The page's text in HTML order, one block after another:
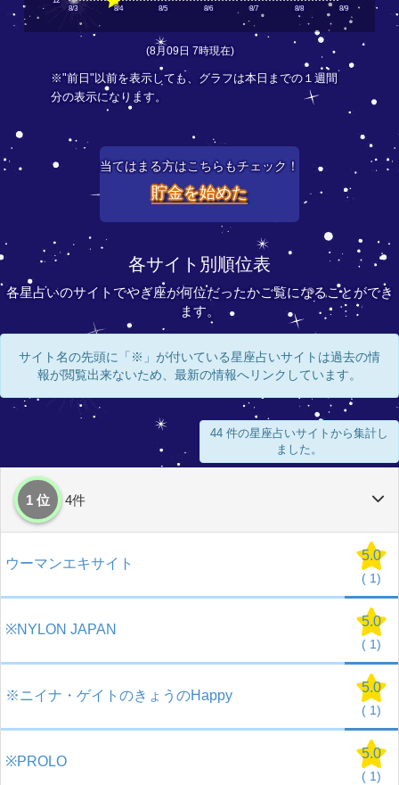
8/3 8/4 8/5 8/6 8/7 8/8 8/9
(8月09日 7時現在)
※"前日"以前を表示しても、グラフは本日までの１週間
分の表示になります。
当てはまる方はこちらもチェック！
貯金を始めた
各サイト別順位表
各星占いのサイトでやぎ座が何位だったかご覧になることができ
ます。
サイト名の先頭に「※」が付いている星座占いサイトは過去の情
報が閲覧出来ないため、最新の情報へリンクしています。
44 件の星座占いサイトから集計し
ました。
1 位 4件
ウーマンエキサイト
5.0
( 1)
※NYLON JAPAN
5.0
( 1)
※ニイナ・ゲイトのきょうのHappy
5.0
( 1)
※PROLO
5.0
( 1)